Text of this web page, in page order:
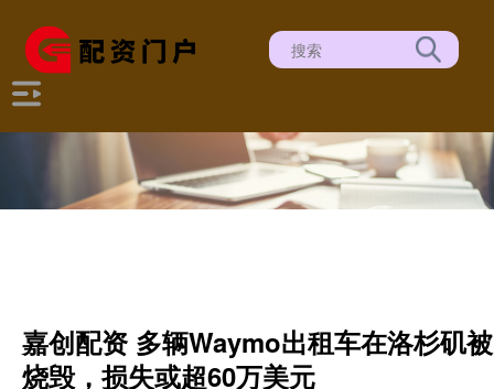
嘉创配资 多辆Waymo出租车在洛杉矶被
烧毁，损失或超60万美元